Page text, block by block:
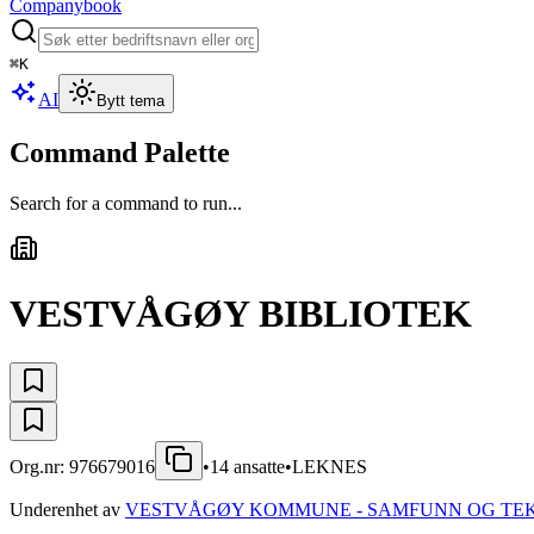
Companybook
⌘K
AI Bytt tema
Command Palette
Search for a command to run...
VESTVÅGØY BIBLIOTEK
Org.nr: 976679016 •14 ansatte•LEKNES
Underenhet av VESTVÅGØY KOMMUNE - SAMFUNN OG